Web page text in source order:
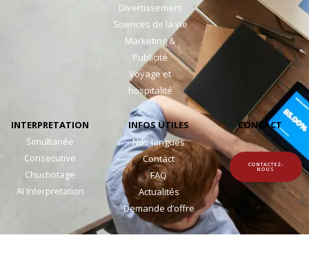
Divertissement
Sciences de la vie
Marketing &
Publicité
Voyage et
hospitalité
INTERPRETATION
Simultanée
Consecutive
Chuchotage
AI Interpretation
INFOS UTILES
Nos langues
Contact
FAQ
Actualités
Demande d’offre
CONTACT
CONTACTEZ-
NOUS